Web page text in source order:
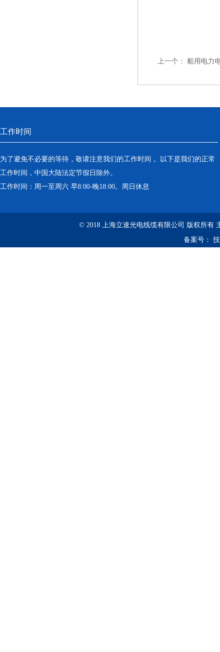
上一个： 船用电力
工作时间
为了避免不必要的等待，敬请注意我们的工作时间 。以下是我们的正常
工作时间，中国大陆法定节假日除外。
工作时间：周一至周六 早8:00-晚18:00。周日休息
© 2018 上海立速光电线缆有限公司 版权所有
备案号：